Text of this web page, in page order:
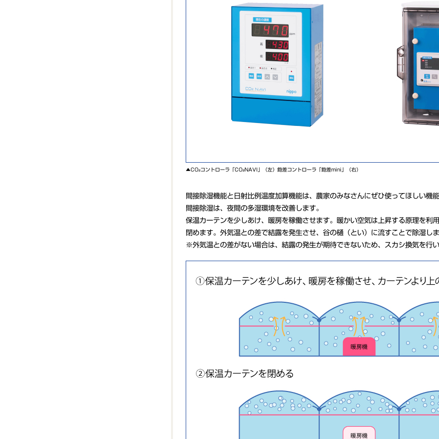
▲CO₂コントローラ「CO₂NAVI」（左）飽差コントローラ「飽差mini」（右）
間接除湿機能と日射比例温度加算機能は、農家のみなさんにぜひ使ってほしい機
間接除湿は、夜間の多湿環境を改善します。
保温カーテンを少しあけ、暖房を稼働させます。暖かい空気は上昇する原理を利
閉めます。外気温との差で結露を発生させ、谷の樋（とい）に流すことで除湿し
※外気温との差がない場合は、結露の発生が期待できないため、スカシ換気を行